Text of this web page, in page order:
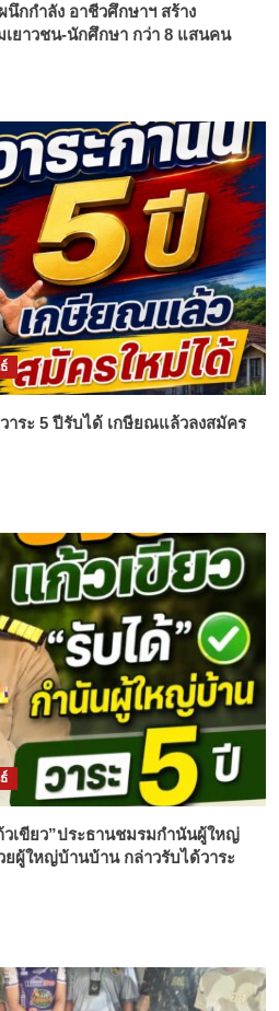
กกำลัง อาชีวศึกษาฯ สร้าง
เยาวชน-นักศึกษา กว่า 8 แสนคน
าระ 5 ปีรับได้ เกษียณแล้วลงสมัคร
เขียว”ประธานชมรมกำนันผู้ใหญ่
ผู้ใหญ่บ้านบ้าน กล่าวรับได้วาระ